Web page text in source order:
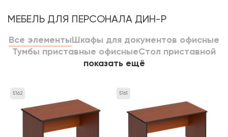
МЕБЕЛЬ ДЛЯ ПЕРСОНАЛА ДИН-Р
Все элементы Шкафы для документов офисные
Тумбы приставные офисныеСтол приставной
показать ещё
5162 5161